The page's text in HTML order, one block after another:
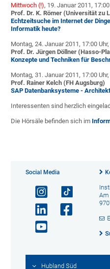
Mittwoch (!), 19. Januar 2011,
Prof. Dr. K. Römer (Universität zu
Echtzeitsuche im Internet der
Informatik heute?
Montag, 24. Januar 2011, 17:00
Prof. Dr. Jürgen Döllner (Hasso-
Konzepte und Techniken für
Montag, 31. Januar 2011, 17:00
Prof. Rainer Kelch (FH Augsburg)
SAP Datenbanksysteme -
Interessenten sind herzlich
Die Hörsäle befinden sich im
Social Media
Am
Hubland Süd